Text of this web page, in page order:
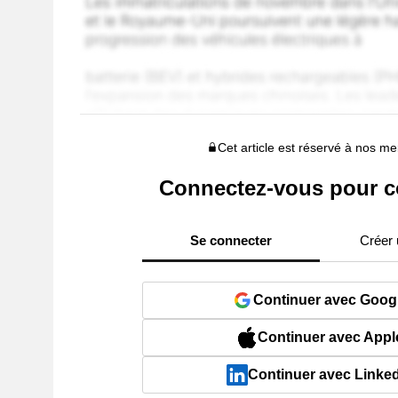
Cet article est réservé à nos
Connectez-vous pour
Se connecter Créer
Continuer avec
Continuer avec
Continuer avec